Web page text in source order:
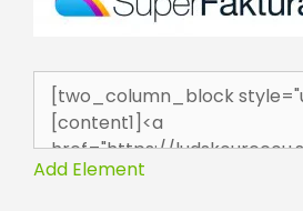
Add Element